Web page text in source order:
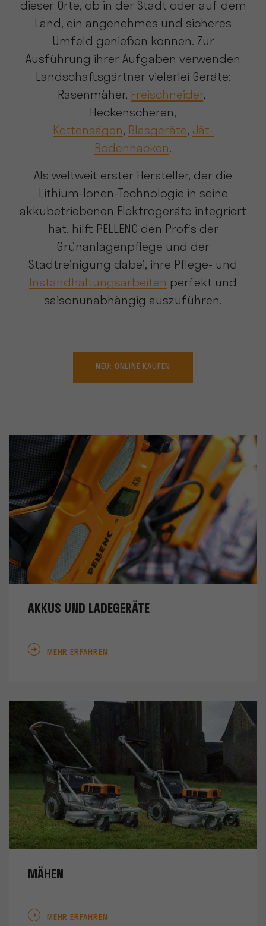
dieser Orte, ob in der Stadt oder auf dem
Land, ein angenehmes und sicheres
Umfeld genießen können. Zur
Ausführung ihrer Aufgaben verwenden
Landschaftsgärtner vielerlei Geräte:
Rasenmäher, Freischneider,
Heckenscheren,
Kettensägen, Blasgeräte, Jät-
Bodenhacken.
Als weltweit erster Hersteller, der die
Lithium-Ionen-Technologie in seine
akkubetriebenen Elektrogeräte integriert
hat, hilft PELLENC den Profis der
Grünanlagenpflege und der
Stadtreinigung dabei, ihre Pflege- und
Instandhaltungsarbeiten perfekt und
saisonunabhängig auszuführen.
NEU: ONLINE KAUFEN
AKKUS UND LADEGERÄTE
MEHR ERFAHREN
MÄHEN
MEHR ERFAHREN